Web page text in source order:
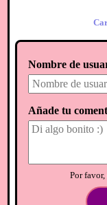
Nombre de
Añade tu
Por